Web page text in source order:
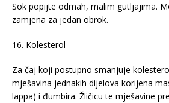
Sok popijte odmah, malim gutljajima.
zamjena za jedan obrok.
16. Kolesterol
Za čaj koji postupno smanjuje
mješavina jednakih dijelova korijena
lappa) i đumbira. Žličicu te mješavine